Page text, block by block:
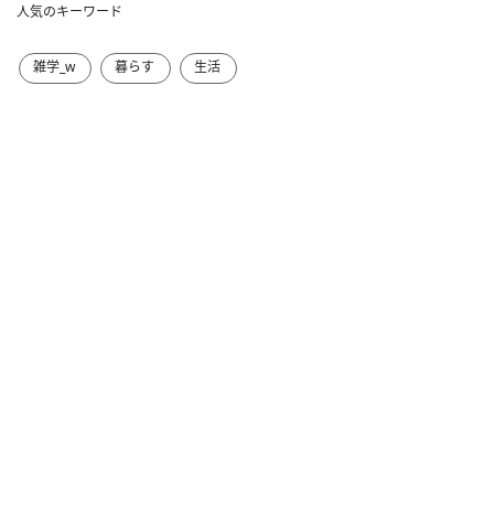
人気のキーワード
雑学_w 暮らす 生活